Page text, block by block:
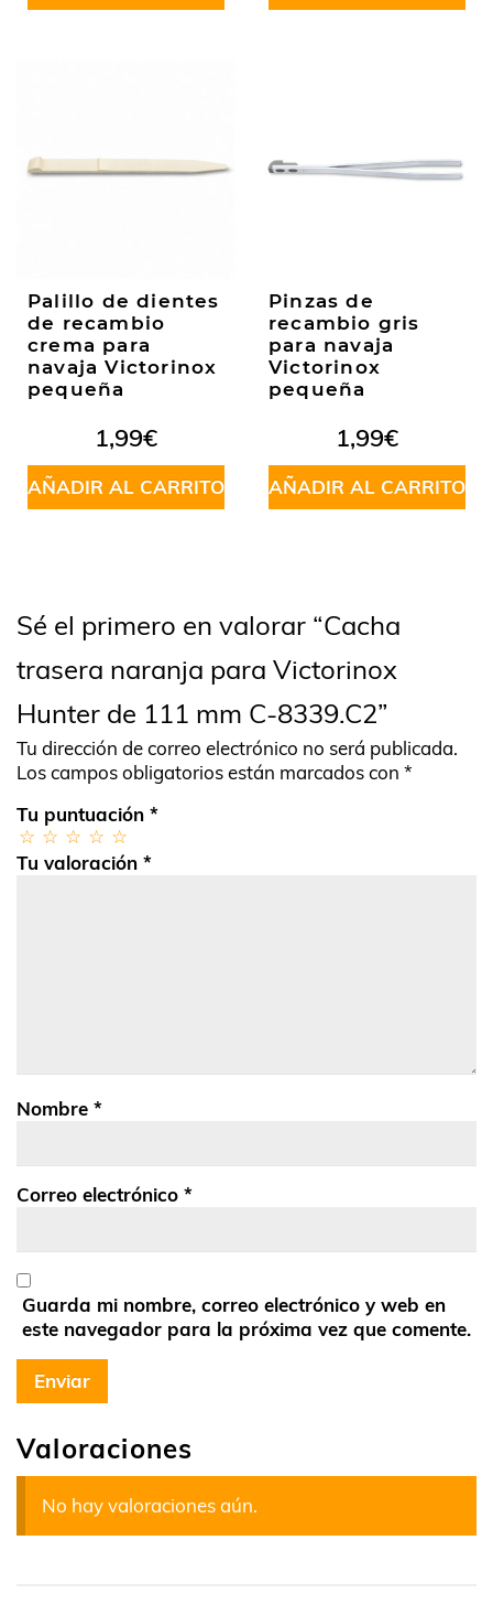
Palillo de dientes
de recambio
crema para
navaja Victorinox
pequeña
1,99€
AÑADIR AL CARRITO
Pinzas de
recambio gris
para navaja
Victorinox
pequeña
1,99€
AÑADIR AL CARRITO
Valoraciones
No hay valoraciones aún.
Sé el primero en valorar “Cacha
trasera naranja para Victorinox
Hunter de 111 mm C-8339.C2”
Tu dirección de correo electrónico no será publicada.
Los campos obligatorios están marcados con *
Tu puntuación *
Tu valoración *
Nombre *
Correo electrónico *
Guarda mi nombre, correo electrónico y web en
este navegador para la próxima vez que comente.